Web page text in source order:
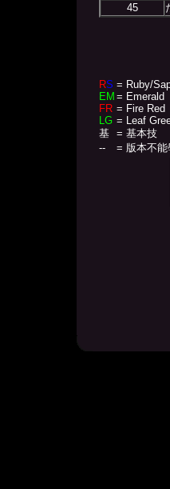
45
RS = Ruby/
EM = Emerald
FR = Fire Red
LG = Leaf
基
= 基本技
--
= 版本不能